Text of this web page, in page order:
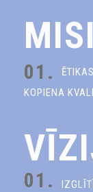
01.
KOPIENA
01.